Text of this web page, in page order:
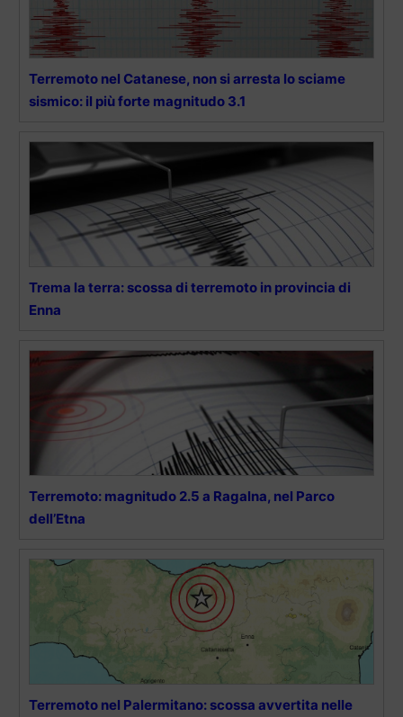
Terremoto nel Catanese, non si arresta lo sciame
sismico: il più forte magnitudo 3.1
Trema la terra: scossa di terremoto in provincia di
Enna
Terremoto: magnitudo 2.5 a Ragalna, nel Parco
dell’Etna
Terremoto nel Palermitano: scossa avvertita nelle